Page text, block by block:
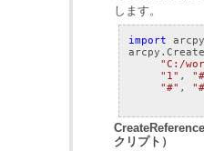
します。
import arcpy
arcpy .
"C:/
"1" ,
"#" ,
クリプト）